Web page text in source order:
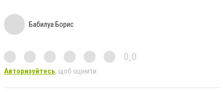
Бабилуа Борис
0,0
Авторизуйтесь, щоб оцінити